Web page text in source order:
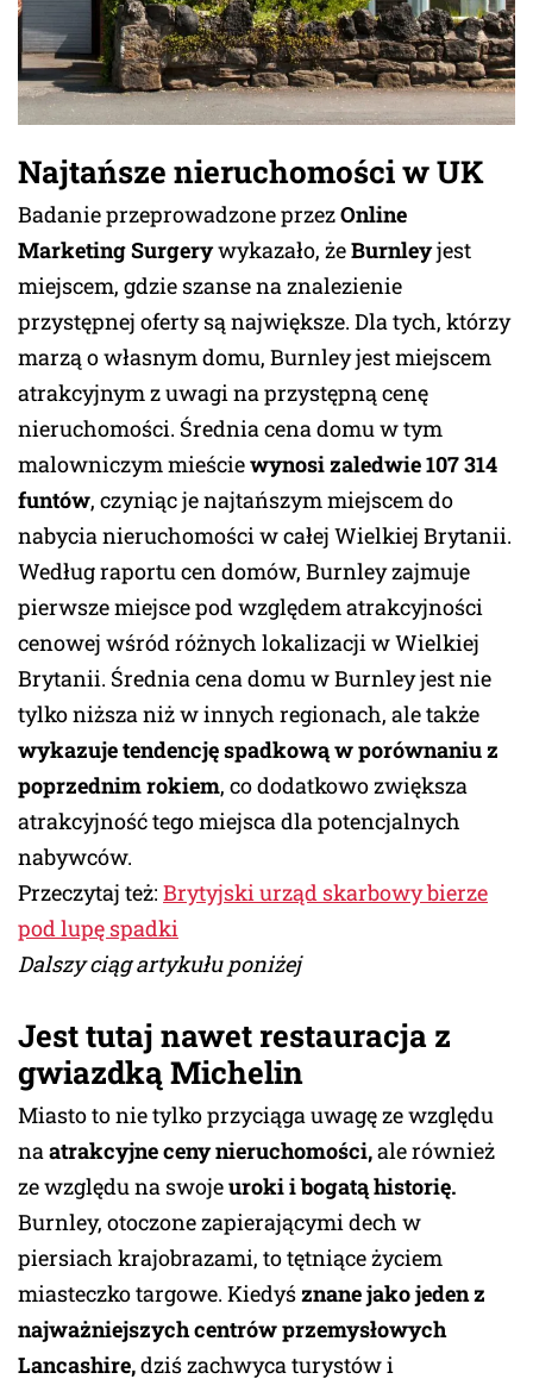
Najtańsze nieruchomości w UK
Badanie przeprowadzone przezOnline
Marketing Surgerywykazało, żeBurnleyjest
miejscem, gdzie szanse na znalezienie
przystępnej oferty są największe. Dla tych, którzy
marzą o własnym domu, Burnley jest miejscem
atrakcyjnym z uwagi na przystępną cenę
nieruchomości. Średnia cena domu w tym
malowniczym mieściewynosi zaledwie 107 314
funtów, czyniąc je najtańszym miejscem do
nabycia nieruchomości w całej Wielkiej Brytanii.
Według raportu cen domów, Burnley zajmuje
pierwsze miejsce pod względem atrakcyjności
cenowej wśród różnych lokalizacji w Wielkiej
Brytanii. Średnia cena domu w Burnley jest nie
tylko niższa niż w innych regionach, ale także
wykazuje tendencję spadkową w porównaniu z
poprzednim rokiem, co dodatkowo zwiększa
atrakcyjność tego miejsca dla potencjalnych
nabywców.
Przeczytaj też: Brytyjski urząd skarbowy bierze
pod lupę spadki
Dalszy ciąg artykułu poniżej
Jest tutaj nawet restauracja z
gwiazdką Michelin
Miasto to nie tylko przyciąga uwagę ze względu
naatrakcyjne ceny nieruchomości,ale również
ze względu na swojeuroki i bogatą historię.
Burnley, otoczone zapierającymi dech w
piersiach krajobrazami, to tętniące życiem
miasteczko targowe. Kiedyśznane jako jeden z
najważniejszych centrów przemysłowych
Lancashire,dziś zachwyca turystów i